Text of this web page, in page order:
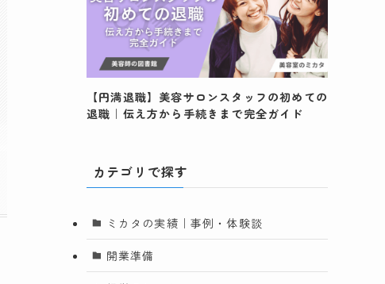
【円満退職】美容サロンスタッフの初めての
退職｜伝え方から手続きまで完全ガイド
カテゴリで探す
ミカタの実績｜事例・体験談
開業準備